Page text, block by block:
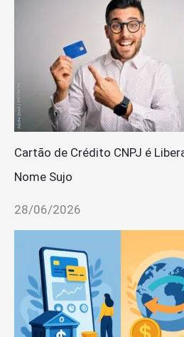
Cartão de Crédito CNPJ é
Nome Sujo
28/06/2026